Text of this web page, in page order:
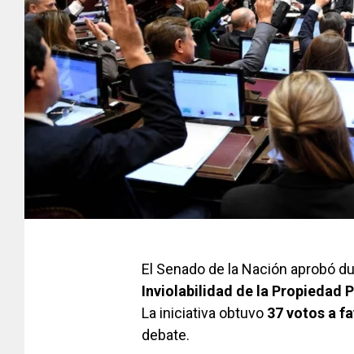
El Senado de la Nación aprobó
Inviolabilidad de la Propiedad
La iniciativa obtuvo 37 votos a
debate.